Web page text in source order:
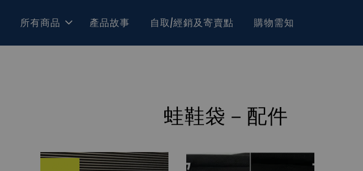
所有商品 產品故事 自取/經銷及寄賣點 購物需知
蛙鞋袋－配件